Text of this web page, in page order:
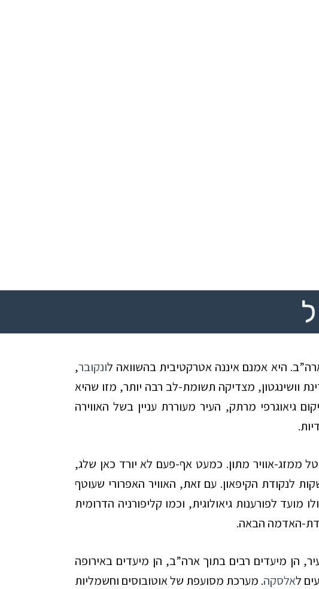
היא אמנם איננה אטרקטיבית בהשוואה לונקובר,
וושינגטון, מצדיקה תשומת-לב רבה יותר, מזו שהיא
גיאוגרפי מרתק, העיר מעוררת עניין בשל האווירה
ממזג-אוויר מתון. כמעט אף-פעם לא יורד כאן שלג,
לנקודת הקיפאון. עם זאת, האוויר האפרורי שעוטף
לפורענות גיאולוגית, וכמו קליפורניה הדרומית
האדמה הבאה.
הן מיעדים רבים בתוך ארה”ב, הן מיעדים באירופה
לאלסקה. מערכת מסועפת של אוטובוסים וחשמליות